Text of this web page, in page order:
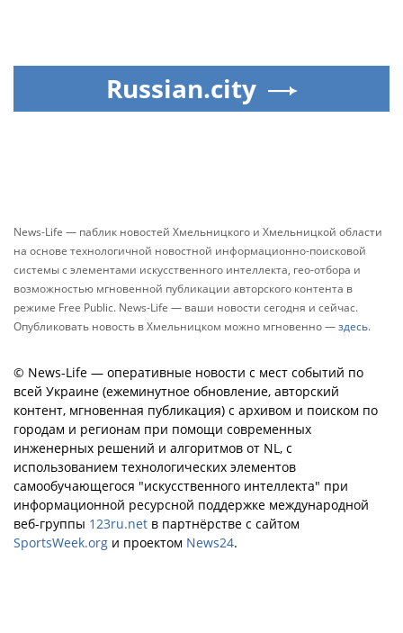
Russian.city
News-Life — паблик новостей Хмельницкого и Хмельницкой области
на основе технологичной новостной информационно-поисковой
системы с элементами искусственного интеллекта, гео-отбора и
возможностью мгновенной публикации авторского контента в
режиме Free Public. News-Life — ваши новости сегодня и сейчас.
Опубликовать новость в Хмельницком можно мгновенно —здесь.
© News-Life — оперативные новости с мест событий по
всей Украине (ежеминутное обновление, авторский
контент, мгновенная публикация) с архивом и поиском по
городам и регионам при помощи современных
инженерных решений и алгоритмов от NL, с
использованием технологических элементов
самообучающегося "искусственного интеллекта" при
информационной ресурсной поддержке международной
веб-группы 123ru.net в партнёрстве с сайтом
SportsWeek.org и проектом News24.